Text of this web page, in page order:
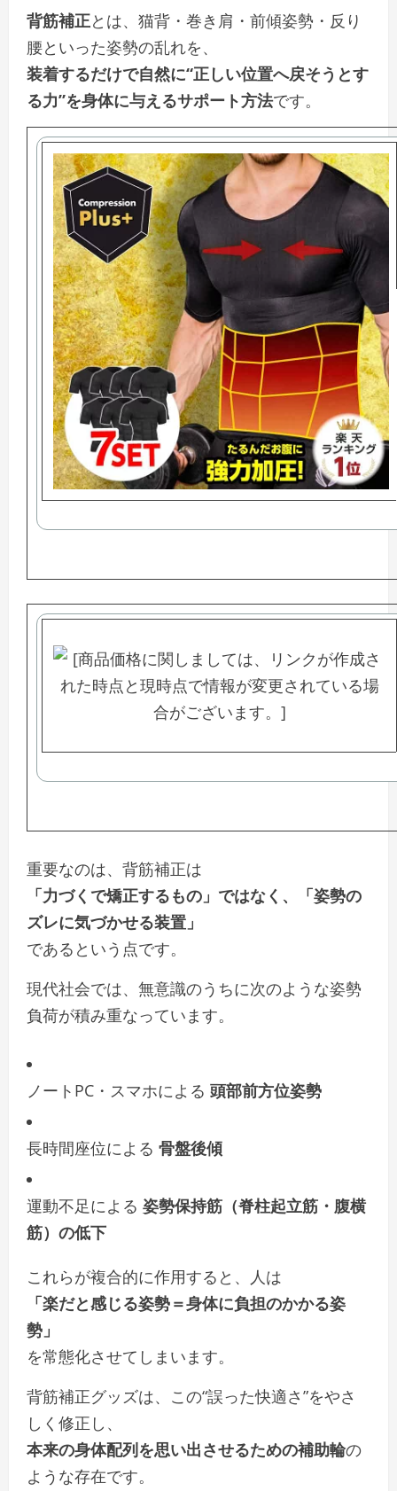
背筋補正とは、猫背・巻き肩・前傾姿勢・反り
腰といった姿勢の乱れを、
装着するだけで自然に“正しい位置へ戻そうとす
る力”を身体に与えるサポート方法です。
重要なのは、背筋補正は
「力づくで矯正するもの」ではなく、「姿勢の
ズレに気づかせる装置」
であるという点です。
現代社会では、無意識のうちに次のような姿勢
負荷が積み重なっています。
ノートPC・スマホによる 頭部前方位姿勢
長時間座位による 骨盤後傾
運動不足による 姿勢保持筋（脊柱起立筋・腹横
筋）の低下
これらが複合的に作用すると、人は
「楽だと感じる姿勢＝身体に負担のかかる姿
勢」
を常態化させてしまいます。
背筋補正グッズは、この“誤った快適さ”をやさ
しく修正し、
本来の身体配列を思い出させるための補助輪の
ような存在です。